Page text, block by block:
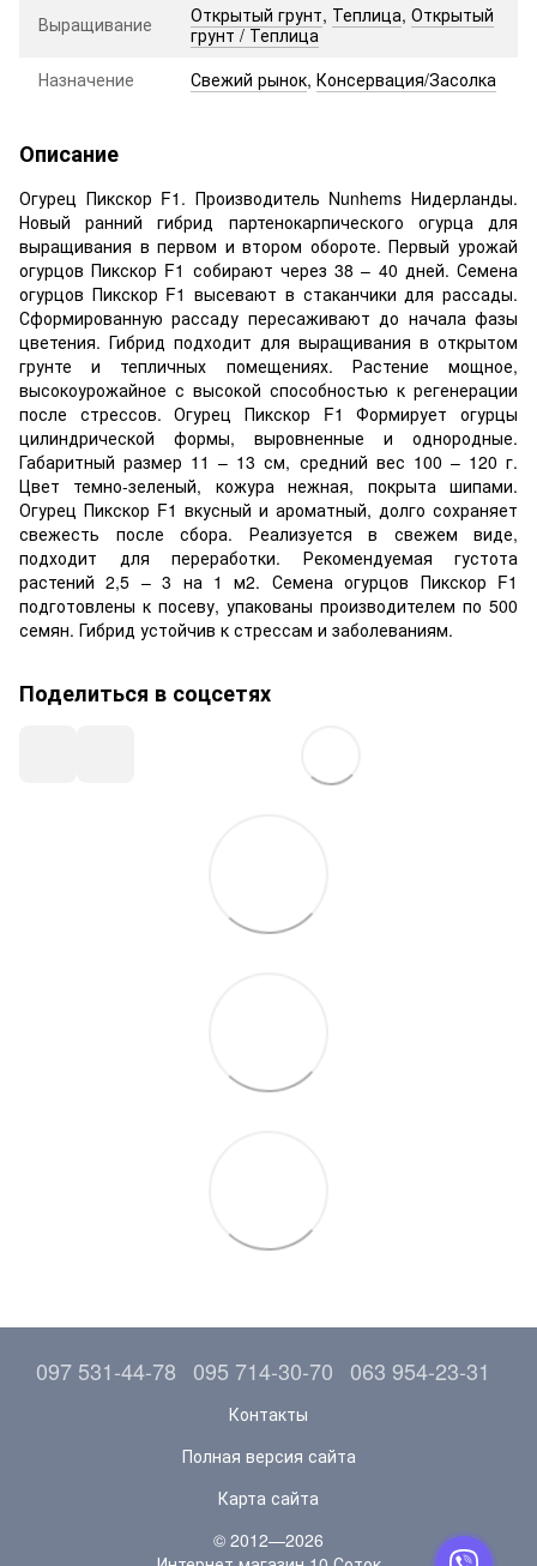
Выращивание Открытый грунт, Теплица, Открытый
грунт / Теплица
Назначение
Свежий рынок, Консервация/Засолка
Описание
Огурец Пикскор F1. Производитель Nunhems Нидерланды.
Новый ранний гибрид партенокарпического огурца для
выращивания в первом и втором обороте. Первый урожай
огурцов Пикскор F1 собирают через 38 – 40 дней. Семена
огурцов Пикскор F1 высевают в стаканчики для рассады.
Сформированную рассаду пересаживают до начала фазы
цветения. Гибрид подходит для выращивания в открытом
грунте и тепличных помещениях. Растение мощное,
высокоурожайное с высокой способностью к регенерации
после стрессов. Огурец Пикскор F1 Формирует огурцы
цилиндрической формы, выровненные и однородные.
Габаритный размер 11 – 13 см, средний вес 100 – 120 г.
Цвет темно-зеленый, кожура нежная, покрыта шипами.
Огурец Пикскор F1 вкусный и ароматный, долго сохраняет
свежесть после сбора. Реализуется в свежем виде,
подходит для переработки. Рекомендуемая густота
растений 2,5 – 3 на 1 м2. Семена огурцов Пикскор F1
подготовлены к посеву, упакованы производителем по 500
семян. Гибрид устойчив к стрессам и заболеваниям.
Поделиться в соцсетях
097 531-44-78 095 714-30-70 063 954-23-31
Контакты
Полная версия сайта
Карта сайта
© 2012—2026